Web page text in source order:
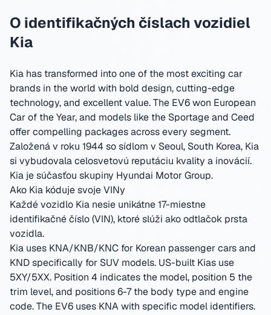
O identifikačných číslach vozidiel
Kia
Kia has transformed into one of the most exciting car
brands in the world with bold design, cutting-edge
technology, and excellent value. The EV6 won European
Car of the Year, and models like the Sportage and Ceed
offer compelling packages across every segment.
Založená v roku 1944 so sídlom v Seoul, South Korea, Kia
si vybudovala celosvetovú reputáciu kvality a inovácií.
Kia je súčasťou skupiny Hyundai Motor Group.
Ako Kia kóduje svoje VINy
Každé vozidlo Kia nesie unikátne 17-miestne
identifikačné číslo (VIN), ktoré slúži ako odtlačok prsta
vozidla.
Kia uses KNA/KNB/KNC for Korean passenger cars and
KND specifically for SUV models. US-built Kias use
5XY/5XX. Position 4 indicates the model, position 5 the
trim level, and positions 6-7 the body type and engine
code. The EV6 uses KNA with specific model identifiers.